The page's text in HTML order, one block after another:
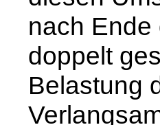
nach Ende
doppelt
Belastung